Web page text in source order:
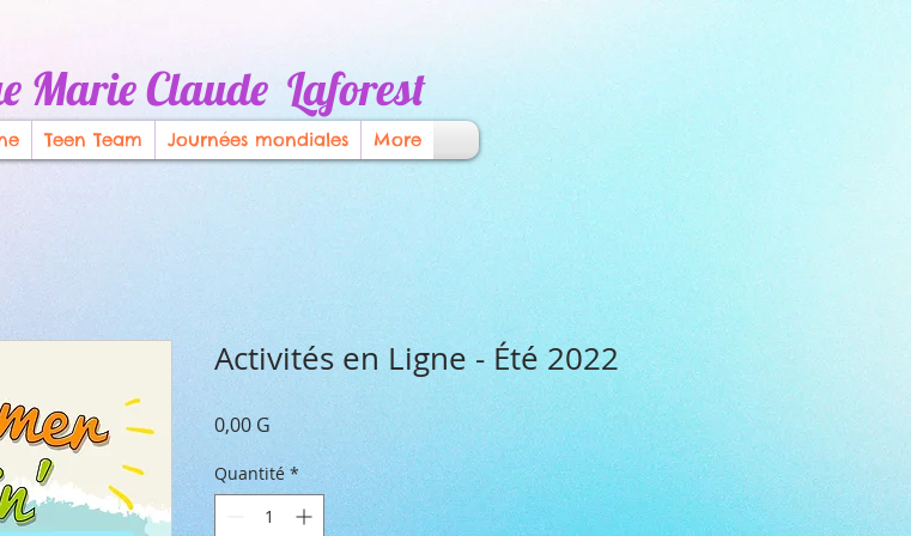
Marie Claude Laforest
Teen Team Journées mondiales More
Activités en Ligne - Été 2022
0,00 G
Quantité *